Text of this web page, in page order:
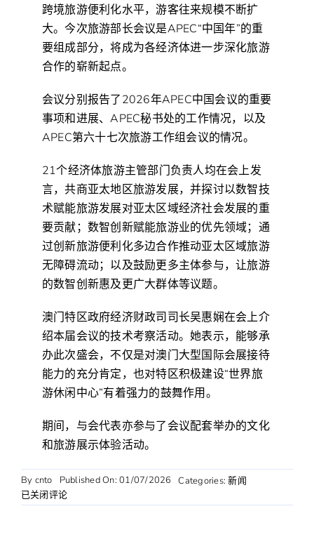
跨境旅游便利化水平，游客往来规模不断扩
大。今次旅游部长会议是APEC“中国年”的重
要组成部分，将成为各经济体进一步深化旅游
合作的崭新起点。
会议分别报告了2026年APEC中国会议的重要
事项和进展、APEC秘书处的工作情况，以及
APEC第六十七次旅游工作组会议的情况。
21个经济体旅游主管部门负责人均在会上发
言，共商亚太地区旅游发展，并探讨以数智技
术赋能旅游发展对亚太区域经济社会发展的重
要贡献；数智创新赋能旅游业的优先领域；通
过创新旅游便利化多边合作推动亚太区域旅游
无障碍流动；以及鼓励更多主体参与，让旅游
的数智创新惠及更广大群体等议题。
澳门特区政府经济财政司司长吴惠娴在会上介
绍本届会议的技术考察活动。她表示，能够承
办此次盛会，不仅是对澳门大型国际会展接待
能力的充分肯定，也对特区积极建设“世界旅
游休闲中心”有着强力的鼓舞作用。
期间，与会代表亦参与了会议配套举办的文化
和旅游展示体验活动。
By cnto Published On: 01/07/2026 Categories:新闻
APEC
第
已关闭评论